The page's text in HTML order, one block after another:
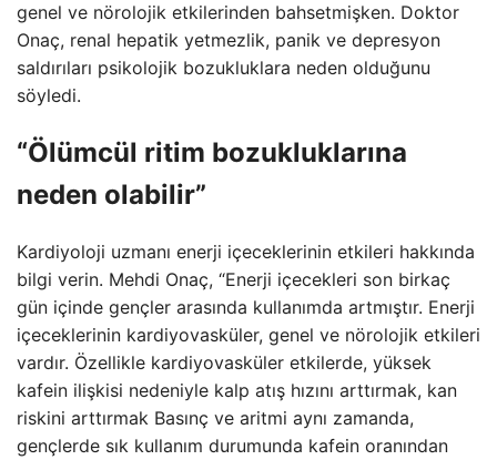
genel ve nörolojik etkilerinden bahsetmişken. Doktor
Onaç, renal hepatik yetmezlik, panik ve depresyon
saldırıları psikolojik bozukluklara neden olduğunu
söyledi.
“Ölümcül ritim bozukluklarına
neden olabilir”
Kardiyoloji uzmanı enerji içeceklerinin etkileri hakkında
bilgi verin. Mehdi Onaç, “Enerji içecekleri son birkaç
gün içinde gençler arasında kullanımda artmıştır. Enerji
içeceklerinin kardiyovasküler, genel ve nörolojik etkileri
vardır. Özellikle kardiyovasküler etkilerde, yüksek
kafein ilişkisi nedeniyle kalp atış hızını arttırmak, kan
riskini arttırmak Basınç ve aritmi aynı zamanda,
gençlerde sık kullanım durumunda kafein oranından